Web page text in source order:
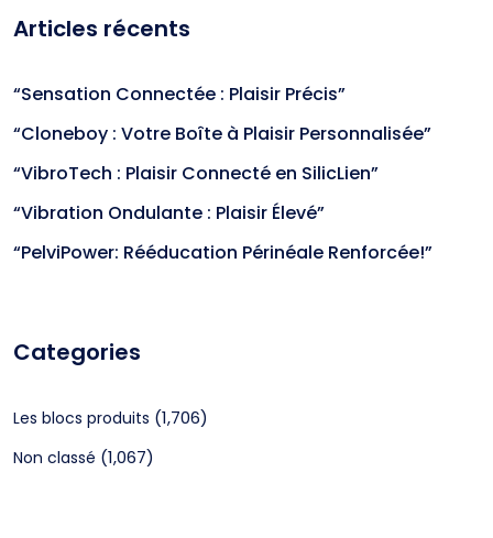
Articles récents
“Sensation Connectée : Plaisir Précis”
“Cloneboy : Votre Boîte à Plaisir Personnalisée”
“VibroTech : Plaisir Connecté en SilicLien”
“Vibration Ondulante : Plaisir Élevé”
“PelviPower: Rééducation Périnéale Renforcée!”
Categories
Les blocs produits (1,706)
Non classé (1,067)